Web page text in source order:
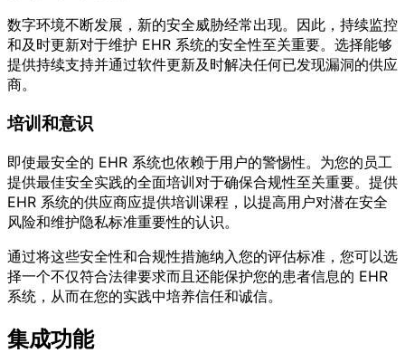
数字环境不断发展，新的安全威胁经常出现。因此，持续监控
和及时更新对于维护 EHR 系统的安全性至关重要。选择能够
提供持续支持并通过软件更新及时解决任何已发现漏洞的供应
商。
培训和意识
即使最安全的 EHR 系统也依赖于用户的警惕性。为您的员工
提供最佳安全实践的全面培训对于确保合规性至关重要。提供
EHR 系统的供应商应提供培训课程，以提高用户对潜在安全
风险和维护隐私标准重要性的认识。
通过将这些安全性和合规性措施纳入您的评估标准，您可以选
择一个不仅符合法律要求而且还能保护您的患者信息的 EHR
系统，从而在您的实践中培养信任和诚信。
集成功能